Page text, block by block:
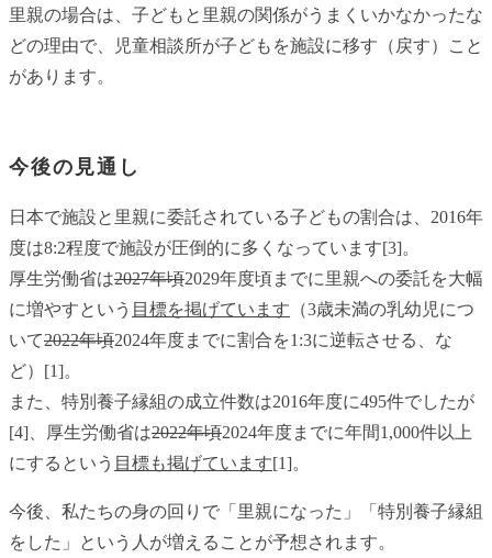
里親の場合は、子どもと里親の関係がうまくいかなかったな
どの理由で、児童相談所が子どもを施設に移す（戻す）こと
があります。
今後の見通し
日本で施設と里親に委託されている子どもの割合は、2016年
度は8:2程度で施設が圧倒的に多くなっています[3]。
厚生労働省は2027年頃2029年度頃までに里親への委託を大幅
に増やすという 目標を掲げています （3歳未満の乳幼児につ
いて2022年頃2024年度までに割合を1:3に逆転させる、な
ど）[1]。
また、特別養子縁組の成立件数は2016年度に495件でしたが
[4]、厚生労働省は2022年頃2024年度までに年間1,000件以上
にするという 目標も掲げています[1]。
今後、私たちの身の回りで「里親になった」「特別養子縁組
をした」という人が増えることが予想されます。